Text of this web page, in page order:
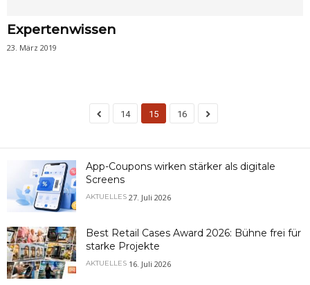
Expertenwissen
23. März 2019
14 15 16
App-Coupons wirken stärker als digitale
Screens
AKTUELLES 27. Juli 2026
Best Retail Cases Award 2026: Bühne frei für
starke Projekte
AKTUELLES 16. Juli 2026